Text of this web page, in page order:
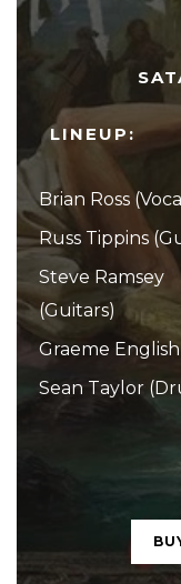
LINEUP:
Brian Ross
Russ Tippins
Steve Ramsey
(Guitars)
Graeme English
Sean Taylor